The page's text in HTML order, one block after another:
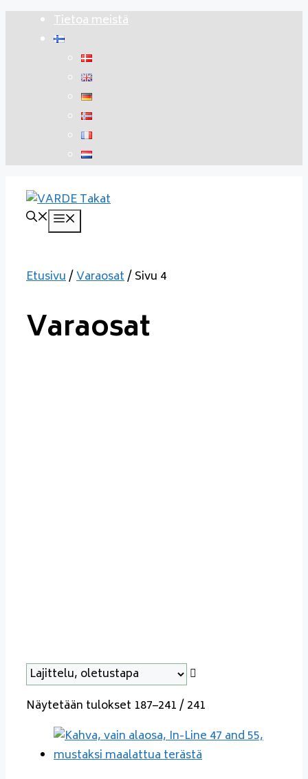
sisältöön
Tietoa meistä
Etusivu/Varaosat/ Sivu 4
Varaosat
Näytetään tulokset 187–241 / 241